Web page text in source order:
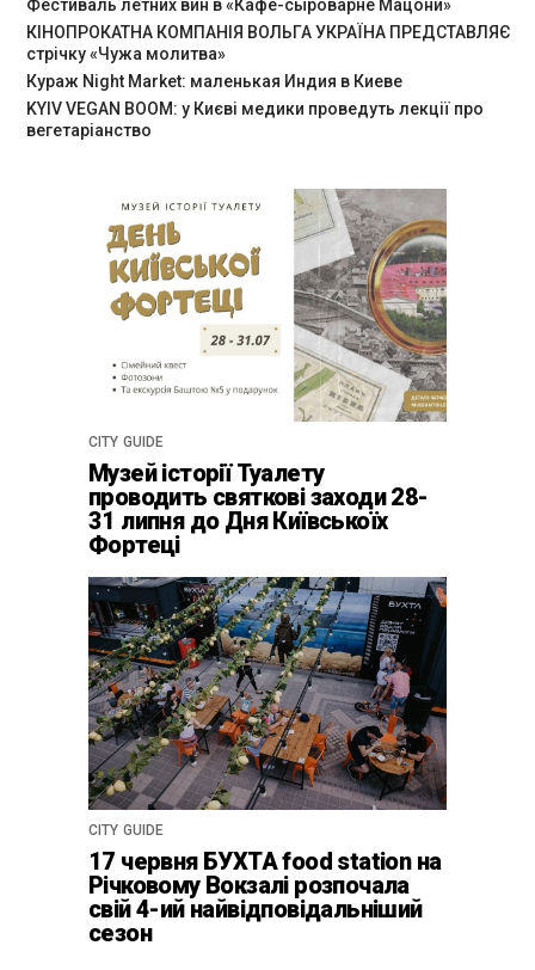
Фестиваль летних вин в «Кафе-сыроварне Мацони»
КІНОПРОКАТНА КОМПАНІЯ ВОЛЬГА УКРАЇНА ПРЕДСТАВЛЯЄ
стрічку «Чужа молитва»
Кураж Night Market: маленькая Индия в Киеве
KYIV VEGAN BOOM: у Києві медики проведуть лекції про
вегетаріанство
CITY GUIDE
Музей історії Туалету
проводить святкові заходи 28-
31 липня до Дня Київськоїх
Фортеці
CITY GUIDE
17 червня БУХТА food station на
Річковому Вокзалі розпочала
свій 4-ий найвідповідальніший
сезон